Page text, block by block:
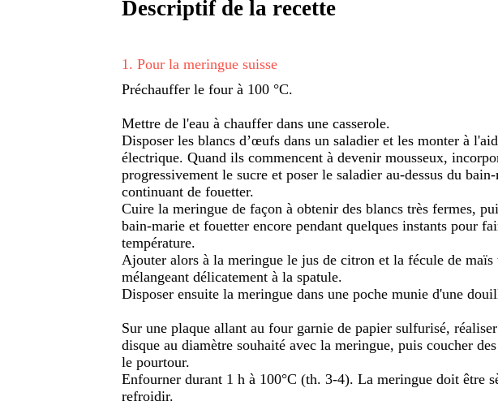
Descriptif de la recette
1 . Pour la meringue suisse
Préchauffer le four à 100 °C.
Mettre de l'eau à chauffer dans une casserole.
Disposer les blancs d’œufs dans un saladier et les monter à
électrique. Quand ils commencent à devenir mousseux,
progressivement le sucre et poser le saladier au-dessus du
continuant de fouetter.
Cuire la meringue de façon à obtenir des blancs très fermes,
bain-marie et fouetter encore pendant quelques instants pour
température.
Ajouter alors à la meringue le jus de citron et la fécule de maïs
mélangeant délicatement à la spatule.
Disposer ensuite la meringue dans une poche munie d'une
Sur une plaque allant au four garnie de papier sulfurisé,
disque au diamètre souhaité avec la meringue, puis coucher
le pourtour.
Enfourner durant 1 h à 100°C (th. 3-4). La meringue doit être
refroidir.